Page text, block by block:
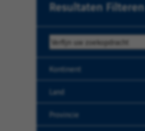
Resultaten Filteren
Trefwoord
Land
Provincie
Kontinent